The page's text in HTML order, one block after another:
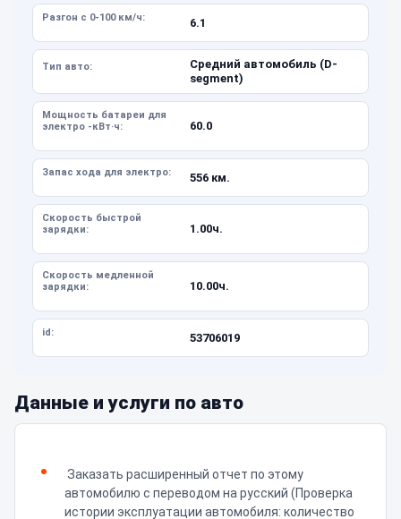
Разгон с 0-100 км/ч: 6.1
Тип авто:
Средний автомобиль (D-
segment)
Мощность батареи для
электро -кВт·ч:
60.0
Запас хода для электро: 556 км.
Скорость быстрой
зарядки:
1.00ч.
Скорость медленной
зарядки:
10.00ч.
id: 53706019
Данные и услуги по авто
Заказать расширенный отчет по этому
автомобилю с переводом на русский (Проверка
истории эксплуатации автомобиля: количество